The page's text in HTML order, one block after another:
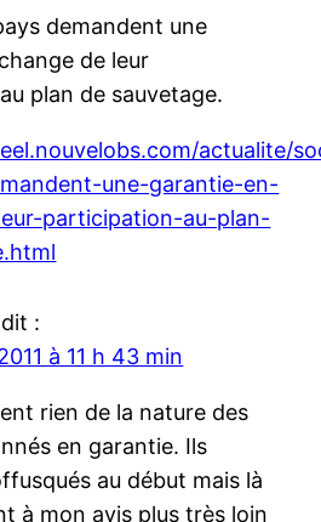
demandent une
de leur
plan de sauvetage.
actualite/
une-garantie-en-
participation-au-plan-
dit :
à 11 h 43 min
rien de la nature des
en garantie. Ils
au début mais là
à mon avis plus très loin